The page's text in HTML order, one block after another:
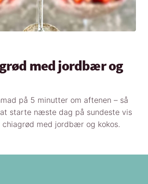
med jordbær og
på 5 minutter om aftenen – så
starte næste dag på sundeste vis
med jordbær og kokos.